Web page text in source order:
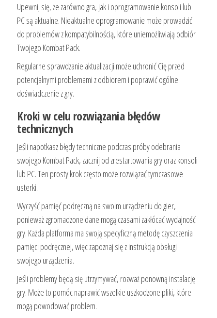
Upewnij się, że zarówno gra, jak i oprogramowanie konsoli lub
PC są aktualne. Nieaktualne oprogramowanie może prowadzić
do problemów z kompatybilnością, które uniemożliwiają odbiór
Twojego Kombat Pack.
Regularne sprawdzanie aktualizacji może uchronić Cię przed
potencjalnymi problemami z odbiorem i poprawić ogólne
doświadczenie z gry.
Kroki w celu rozwiązania błędów
technicznych
Jeśli napotkasz błędy techniczne podczas próby odebrania
swojego Kombat Pack, zacznij od zrestartowania gry oraz konsoli
lub PC. Ten prosty krok często może rozwiązać tymczasowe
usterki.
Wyczyść pamięć podręczną na swoim urządzeniu do gier,
ponieważ zgromadzone dane mogą czasami zakłócać wydajność
gry. Każda platforma ma swoją specyficzną metodę czyszczenia
pamięci podręcznej, więc zapoznaj się z instrukcją obsługi
swojego urządzenia.
Jeśli problemy będą się utrzymywać, rozważ ponowną instalację
gry. Może to pomóc naprawić wszelkie uszkodzone pliki, które
mogą powodować problem.